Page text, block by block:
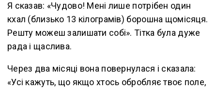
Я сказав: «Чудово! Мені лише потрібен один
кхал (близько 13 кілограмів) борошна щомісяця.
Решту можеш залишати собі». Тітка була дуже
рада і щаслива.
Через два місяці вона повернулася і сказала:
«Усі кажуть, що якщо хтось обробляє твоє поле,